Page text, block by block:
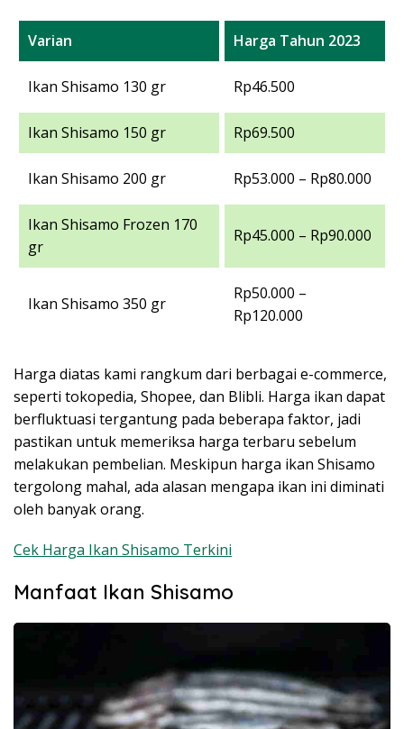
Varian Harga Tahun 2023
Ikan Shisamo 130 gr Rp46.500
Ikan Shisamo 150 gr Rp69.500
Ikan Shisamo 200 gr Rp53.000 – Rp80.000
Ikan Shisamo Frozen 170
gr
Rp45.000 – Rp90.000
Ikan Shisamo 350 gr
Rp50.000 –
Rp120.000
Harga diatas kami rangkum dari berbagai e-commerce,
seperti tokopedia, Shopee, dan Blibli. Harga ikan dapat
berfluktuasi tergantung pada beberapa faktor, jadi
pastikan untuk memeriksa harga terbaru sebelum
melakukan pembelian. Meskipun harga ikan Shisamo
tergolong mahal, ada alasan mengapa ikan ini diminati
oleh banyak orang.
Cek Harga Ikan Shisamo Terkini
Manfaat Ikan Shisamo